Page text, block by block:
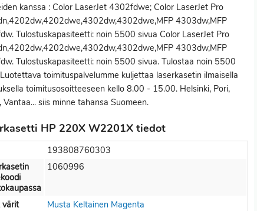
kanssa : Color LaserJet 4302fdwe; Color LaserJet Pro
4303dw,MFP
Tulostuskapasiteetti: noin 5500 sivua Color LaserJet Pro
4303dw,MFP
Tulostuskapasiteetti: noin 5500 sivua. Tulostaa noin 5500
toimituspalvelumme kuljettaa laserkasetin ilmaisella
toimitusosoitteeseen kello 8.00 - 15.00. Helsinki, Pori,
Vantaa... siis minne tahansa Suomeen.
HP 220X W2201X tiedot
193808760303
1060996
värit Musta Keltainen Magenta